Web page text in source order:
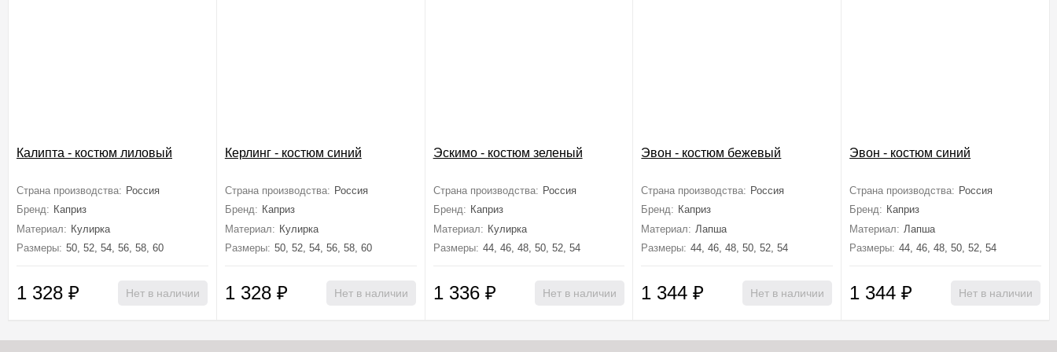
Калипта - костюм лиловый
Страна производства: Россия
Бренд: Каприз
Материал: Кулирка
Размеры: 50, 52, 54, 56, 58, 60
1 328 ₽ Нет в наличии
Керлинг - костюм синий
Страна производства: Россия
Бренд: Каприз
Материал: Кулирка
Размеры: 50, 52, 54, 56, 58, 60
1 328 ₽ Нет в наличии
Эскимо - костюм зеленый
Страна производства: Россия
Бренд: Каприз
Материал: Кулирка
Размеры: 44, 46, 48, 50, 52, 54
1 336 ₽ Нет в наличии
Эвон - костюм бежевый
Страна производства: Россия
Бренд: Каприз
Материал: Лапша
Размеры: 44, 46, 48, 50, 52, 54
1 344₽ Нет в наличии
Эвон - костюм синий
Страна производства: Россия
Бренд: Каприз
Материал: Лапша
Размеры: 44, 46, 48, 50, 52, 54
1 344₽ Нет в наличии